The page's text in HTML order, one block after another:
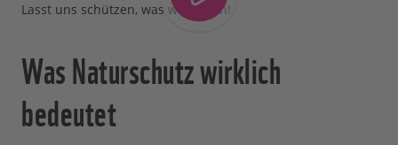
Lasst uns schützen, was wir lieben!
Was Naturschutz wirklich
bedeutet